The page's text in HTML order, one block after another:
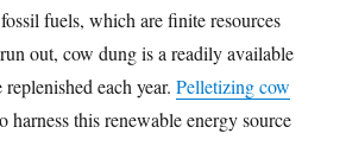
fuels, which are finite resources
out, cow dung is a readily available
replenished each year.Pelletizing cow
harness this renewable energy source